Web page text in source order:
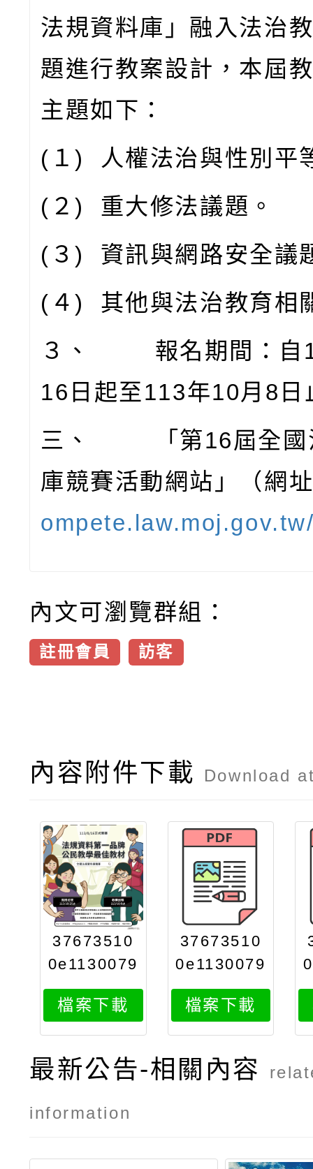
法規資料庫」融入法治
題進行教案設計，本屆
主題如下：
( １)
人權法治與性別平
( ２) 重大修法議題。
( ３) 資訊與網路安全議
( ４) 其他與法治教育相
３、
報名期間：自
16 日起至113年10月 8
三、
「第16屆全
庫競賽活動網站」（網
內文可瀏覽群組：
註冊會員 訪客
內容附件下載 Download
37673510
0e1130079
517attach
3
檔案下載
37673510
0e1130079
517attach
2
檔案下載
最新公告-相關內容
information